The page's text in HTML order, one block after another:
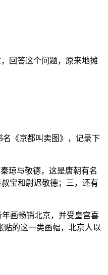
回答这个问题，原来地摊
《京都叫卖图》，记录下
琼与敬德，这是唐朝有名
宝和尉迟敬德；三，还有
画畅销北京，并受皇宫喜
贴的这一类画幅，北京人以